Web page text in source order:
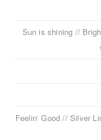
Sun is shining //
Feelin‘ Good // Silver